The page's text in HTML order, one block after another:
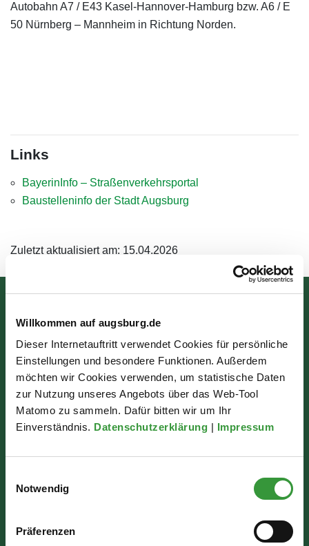
Willkommen auf augsburg.de
Dieser Internetauftritt verwendet Cookies für persönliche
Einstellungen und besondere Funktionen. Außerdem
möchten wir Cookies verwenden, um statistische Daten
zur Nutzung unseres Angebots über das Web-Tool
Matomo zu sammeln. Dafür bitten wir um Ihr
Einverständnis. Datenschutzerklärung | Impressum
Notwendig
Präferenzen
Autobahn A7 / E43 Kasel-Hannover-Hamburg bzw. A6 / E
50 Nürnberg – Mannheim in Richtung Norden.
Links
BayerinInfo – Straßenverkehrsportal
Baustelleninfo der Stadt Augsburg
Zuletzt aktualisiert am: 15.04.2026
Rathausplatz 1
86150 Augsburg
Wir sind für Sie da:
Fr: 07:30 - 12:00 Uhr